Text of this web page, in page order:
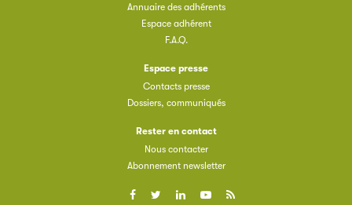
Annuaire des adhérents
Espace adhérent
F.A.Q.
Espace presse
Contacts presse
Dossiers, communiqués
Rester en contact
Nous contacter
Abonnement newsletter